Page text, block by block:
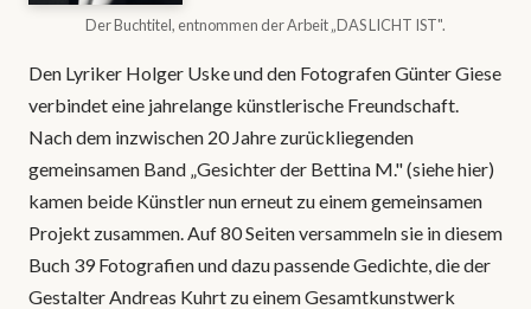
Der Buchtitel, entnommen der Arbeit „DAS LICHT IST".
Den Lyriker Holger Uske und den Fotografen Günter Giese
verbindet eine jahrelange künstlerische Freundschaft.
Nach dem inzwischen 20 Jahre zurückliegenden
gemeinsamen Band „Gesichter der Bettina M." (siehe hier)
kamen beide Künstler nun erneut zu einem gemeinsamen
Projekt zusammen. Auf 80 Seiten versammeln sie in diesem
Buch 39 Fotografien und dazu passende Gedichte, die der
Gestalter Andreas Kuhrt zu einem Gesamtkunstwerk